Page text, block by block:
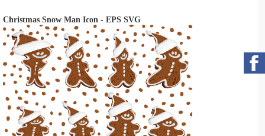
Christmas Snow Man Icon - EPS SVG